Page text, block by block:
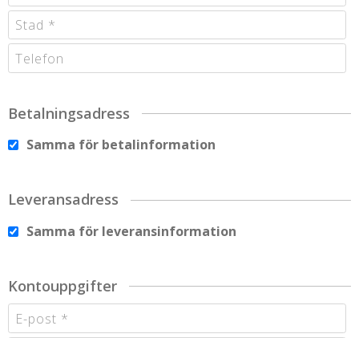
Betalningsadress
Samma för betalinformation
Leveransadress
Samma för leveransinformation
Kontouppgifter